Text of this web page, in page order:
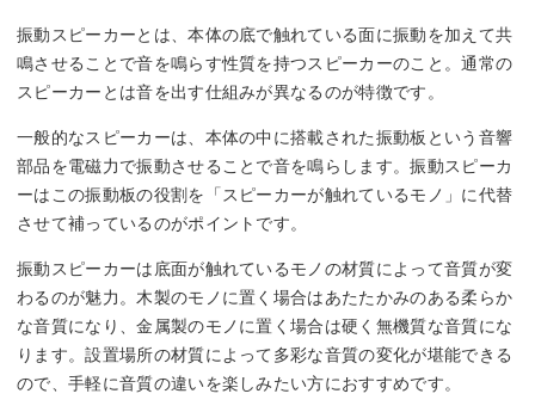
振動スピーカーとは、本体の底で触れている面に振動を加えて共
鳴させることで音を鳴らす性質を持つスピーカーのこと。通常の
スピーカーとは音を出す仕組みが異なるのが特徴です。
一般的なスピーカーは、本体の中に搭載された振動板という音響
部品を電磁力で振動させることで音を鳴らします。振動スピーカ
ーはこの振動板の役割を「スピーカーが触れているモノ」に代替
させて補っているのがポイントです。
振動スピーカーは底面が触れているモノの材質によって音質が変
わるのが魅力。木製のモノに置く場合はあたたかみのある柔らか
な音質になり、金属製のモノに置く場合は硬く無機質な音質にな
ります。設置場所の材質によって多彩な音質の変化が堪能できる
ので、手軽に音質の違いを楽しみたい方におすすめです。